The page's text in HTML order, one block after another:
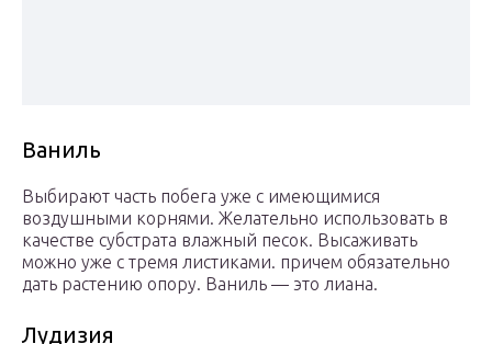
Ваниль
Выбирают часть побега уже с имеющимися
воздушными корнями. Желательно использовать в
качестве субстрата влажный песок. Высаживать
можно уже с тремя листиками. причем обязательно
дать растению опору. Ваниль — это лиана.
Лудизия